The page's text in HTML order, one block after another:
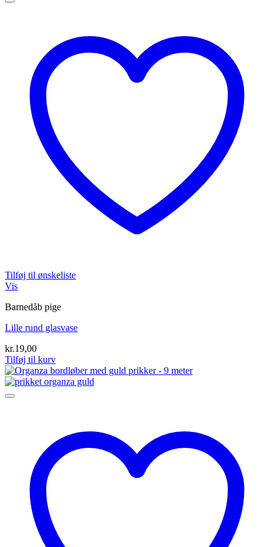
Tilføj til ønskeliste
Vis
Barnedåb pige
Lille rund glasvase
kr.19,00
Tilføj til kurv